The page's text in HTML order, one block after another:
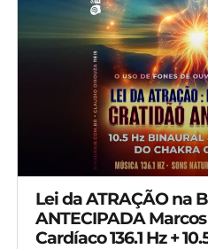
Lei da ATRAÇÃO na
ANTECIPADA Marcos
Cardíaco 136.1 Hz +